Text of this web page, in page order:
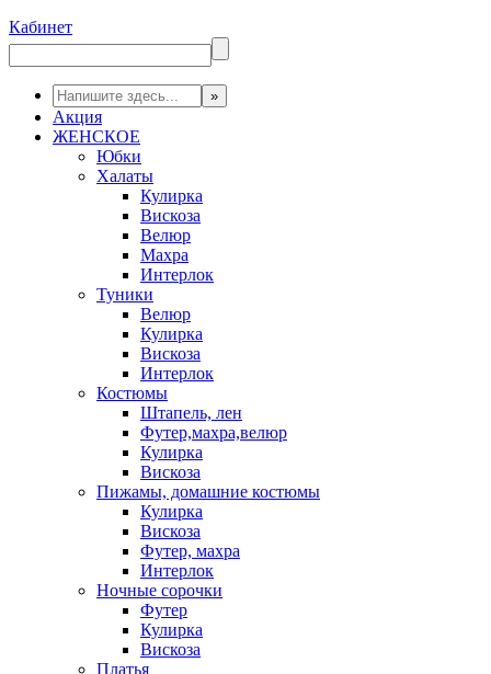
Кабинет
Акция
ЖЕНСКОЕ
Юбки
Халаты
Кулирка
Вискоза
Велюр
Махра
Интерлок
Туники
Велюр
Кулирка
Вискоза
Интерлок
Костюмы
Штапель, лен
Футер,махра,велюр
Кулирка
Вискоза
Пижамы, домашние костюмы
Кулирка
Вискоза
Футер, махра
Интерлок
Ночные сорочки
Футер
Кулирка
Вискоза
Платья